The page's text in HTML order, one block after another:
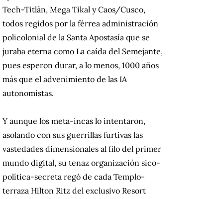
Tech-Titlán, Mega Tikal y Caos/Cusco,
todos regidos por la férrea administración
policolonial de la Santa Apostasía que se
juraba eterna como La caída del Semejante,
pues esperon durar, a lo menos, 1000 años
más que el advenimiento de las IA
autonomistas.
Y aunque los meta-incas lo intentaron,
asolando con sus guerrillas furtivas las
vastedades dimensionales al filo del primer
mundo digital, su tenaz organización sico-
política-secreta regó de cada Templo-
terraza Hilton Ritz del exclusivo Resort